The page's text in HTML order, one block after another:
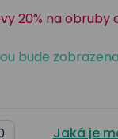
20% na obruby
bude
Jaká je